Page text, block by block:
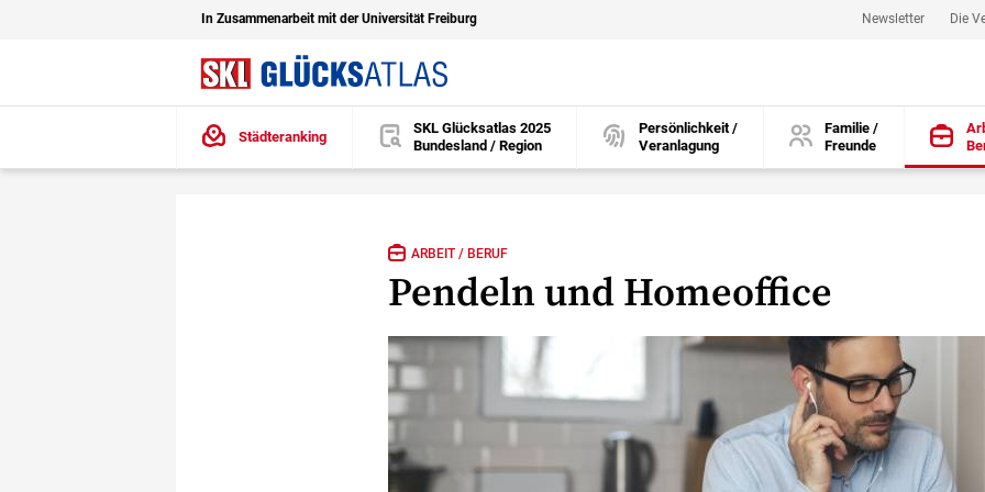
In Zusammenarbeit mit der Universität Freiburg Newsletter Die
Städteranking
öffnen
SKL Glücksatlas 2025
Bundesland / Region
öffnen
Persönlichkeit /
Veranlagung
öffnen
Familie /
Freunde
öffnen
ARBEIT / BERUF
Pendeln und Homeoffice